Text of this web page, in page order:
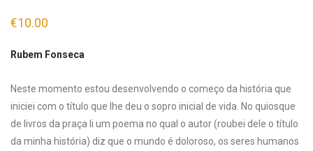
€10.00
Rubem Fonseca
Neste momento estou desenvolvendo o começo da história que
iniciei com o título que lhe deu o sopro inicial de vida. No quiosque
de livros da praça li um poema no qual o autor (roubei dele o título
da minha história) diz que o mundo é doloroso, os seres humanos